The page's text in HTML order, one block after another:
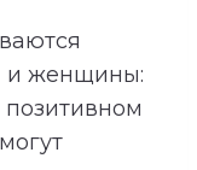
и женщины: